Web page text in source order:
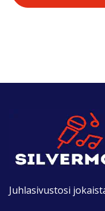
Juhlasivustosi